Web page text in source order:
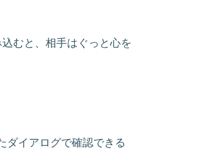
むと、相手はぐっと心を
ダイアログで確認できる